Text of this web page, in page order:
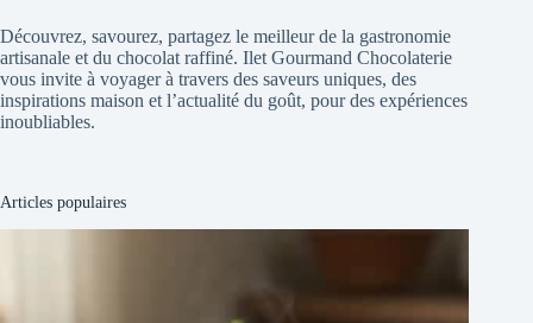
Découvrez, savourez, partagez le meilleur de la gastronomie
artisanale et du chocolat raffiné. Ilet Gourmand Chocolaterie
vous invite à voyager à travers des saveurs uniques, des
inspirations maison et l’actualité du goût, pour des expériences
inoubliables.
Articles populaires